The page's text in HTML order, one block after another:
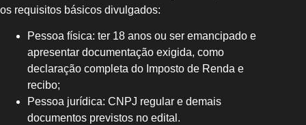
os requisitos básicos divulgados:
Pessoa física: ter 18 anos ou ser emancipado e
apresentar documentação exigida, como
declaração completa do Imposto de Renda e
recibo;
Pessoa jurídica: CNPJ regular e demais
documentos previstos no edital.